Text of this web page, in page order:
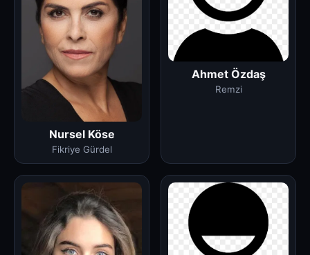
Nursel Köse
Fikriye Gürdel
Ahmet Özdaş
Remzi